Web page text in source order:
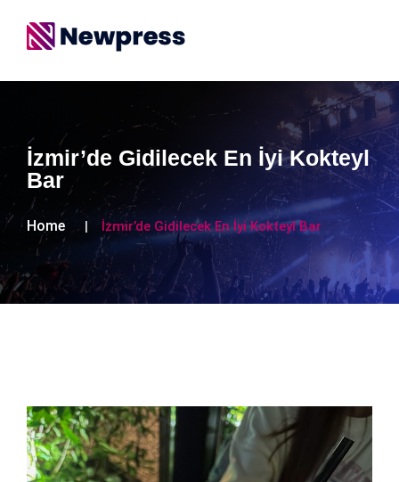
İzmir’de Gidilecek En İyi Kokteyl
Bar
Home İzmir’de Gidilecek En İyi Kokteyl Bar